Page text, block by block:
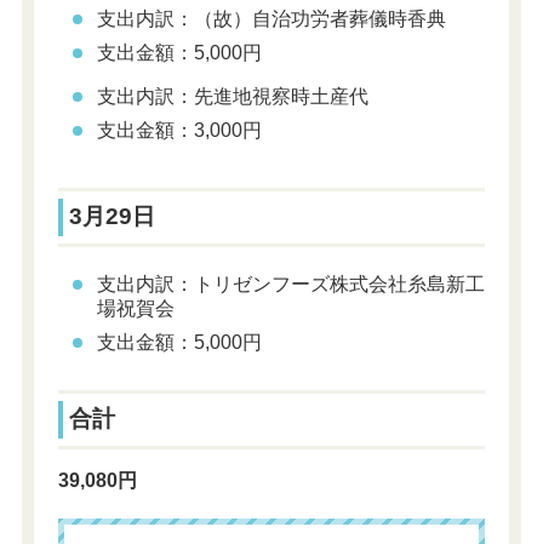
支出内訳：（故）自治功労者葬儀時香典
支出金額：5,000円
支出内訳：先進地視察時土産代
支出金額：3,000円
3月29日
支出内訳：トリゼンフーズ株式会社糸島新工
場祝賀会
支出金額：5,000円
合計
39,080円